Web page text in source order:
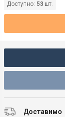
Доступно: 53 шт.
Доставимо